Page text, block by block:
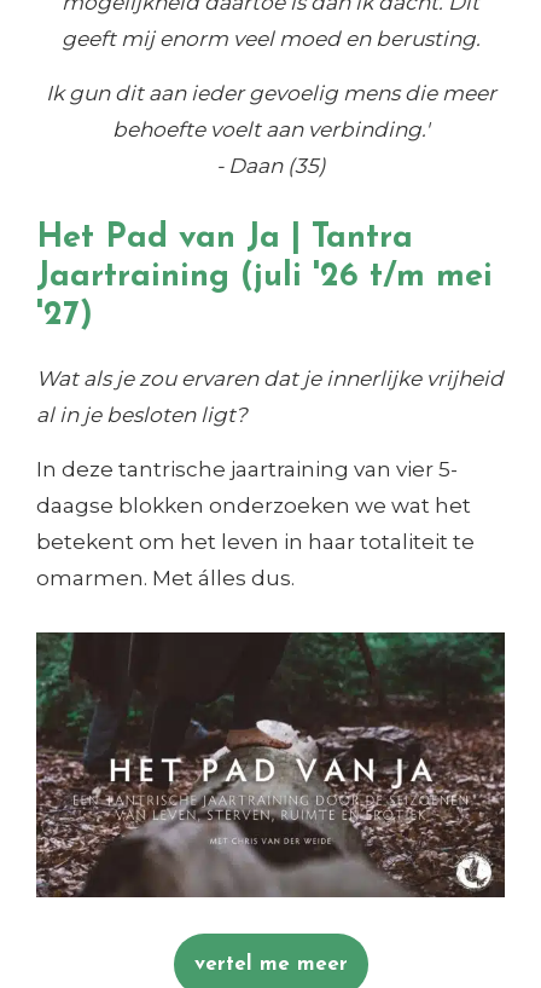
geeft mij enorm veel moed en berusting.
Ik gun dit aan ieder gevoelig mens die meer
behoefte voelt aan verbinding.'
- Daan (35)
Het Pad van Ja | Tantra
Jaartraining (juli '26 t/m mei
'27)
Wat als je zou ervaren dat je innerlijke vrijheid
al in je besloten ligt?
In deze tantrische jaartraining van vier 5-
daagse blokken onderzoeken we wat het
betekent om het leven in haar totaliteit te
omarmen. Met álles dus.
vertel me meer